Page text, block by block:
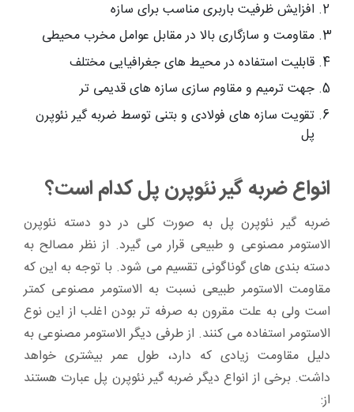
افزایش ظرفیت باربری مناسب برای سازه
مقاومت و سازگاری بالا در مقابل عوامل مخرب محیطی
قابلیت استفاده در محیط های جغرافیایی مختلف
جهت ترمیم و مقاوم سازی سازه های قدیمی تر
تقویت سازه های فولادی و بتنی توسط ضربه گیر نئوپرن
پل
انواع ضربه گیر نئوپرن پل کدام است؟
ضربه گیر نئوپرن پل به صورت کلی در دو دسته نئوپرن
الاستومر مصنوعی و طبیعی قرار می گیرد. از نظر مصالح به
دسته بندی های گوناگونی تقسیم می شود. با توجه به این که
مقاومت الاستومر طبیعی نسبت به الاستومر مصنوعی کمتر
است ولی به علت مقرون به صرفه تر بودن اغلب از این نوع
الاستومر استفاده می کنند. از طرفی دیگر الاستومر مصنوعی به
دلیل مقاومت زیادی که دارد، طول عمر بیشتری خواهد
داشت. برخی از انواع دیگر ضربه گیر نئوپرن پل عبارت هستند
از: